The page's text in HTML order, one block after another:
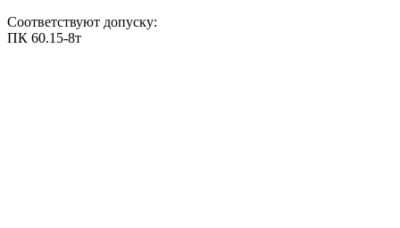
Соответствуют допуску:
ПК 60.15-8т